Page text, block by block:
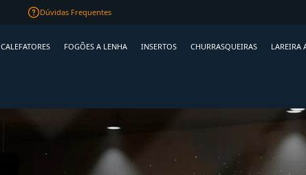
Frete R$ 99 para RS, SC e PR
Dúvidas Frequentes
CALEFATORES FOGÕES A LENHA INSERTOS CHURRASQUEIRAS LAREIRA